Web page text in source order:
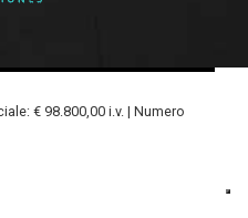
€ 98.800,00 i.v. | Numero